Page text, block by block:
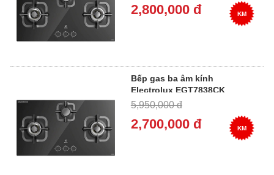
2,800,000 đ KM
Bếp gas ba âm kính
Electrolux EGT7838CK
5,950,000 đ
2,700,000 đ KM